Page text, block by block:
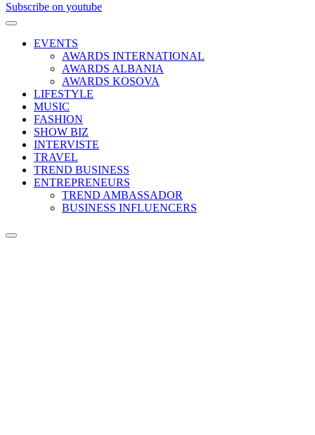
Subscribe on youtube
EVENTS
AWARDS INTERNATIONAL
AWARDS ALBANIA
AWARDS KOSOVA
LIFESTYLE
MUSIC
FASHION
SHOW BIZ
INTERVISTE
TRAVEL
TREND BUSINESS
ENTREPRENEURS
TREND AMBASSADOR
BUSINESS INFLUENCERS